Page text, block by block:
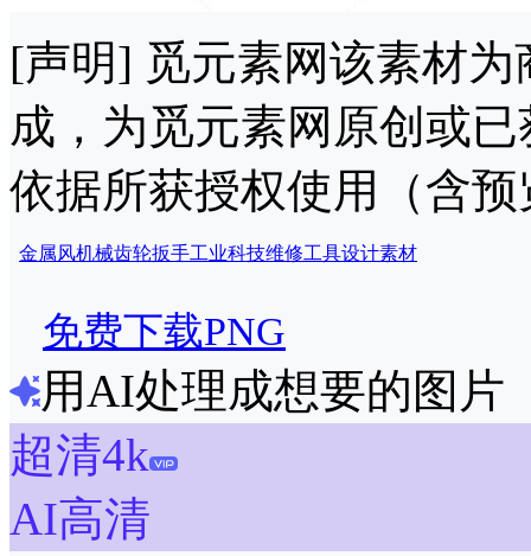
[声明] 觅元素网该素材
成，为觅元素网原创或
依据所获授权使用（含
金属风机械齿轮扳手工业科技维修工具设计素材
免费下载PNG
用AI处理成想要的图片
超清4k
AI高清